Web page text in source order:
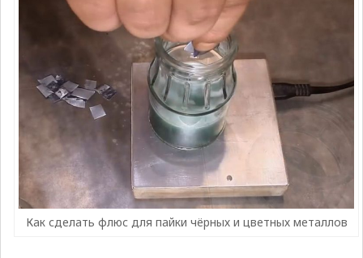
Как сделать флюс для пайки чёрных и цветных металлов